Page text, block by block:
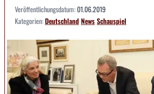
Veröffentlichungsdatum:01.06.2019
Kategorien:DeutschlandNewsSchauspiel